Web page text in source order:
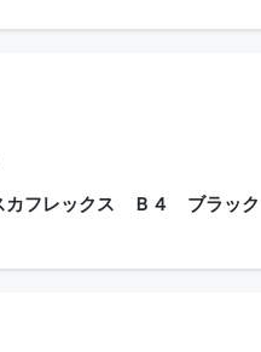
カフレックス Ｂ４ ブラック